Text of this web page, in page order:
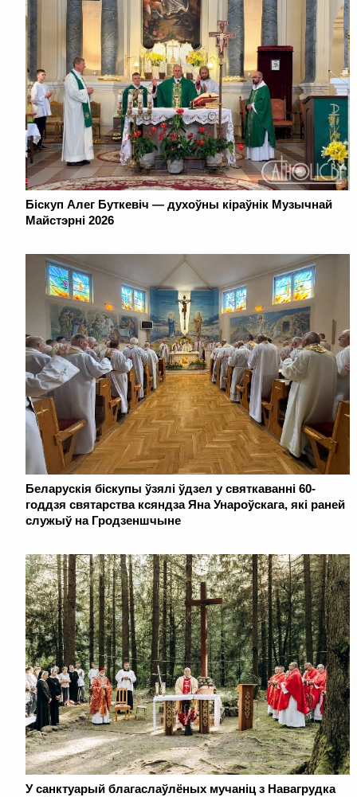
Біскуп Алег Буткевіч — духоўны кіраўнік Музычнай
Майстэрні 2026
Беларускія біскупы ўзялі ўдзел у святкаванні 60-
годдзя святарства ксяндза Яна Унароўскага, які раней
служыў на Гродзеншчыне
У санктуарый благаслаўлёных мучаніц з Навагрудка